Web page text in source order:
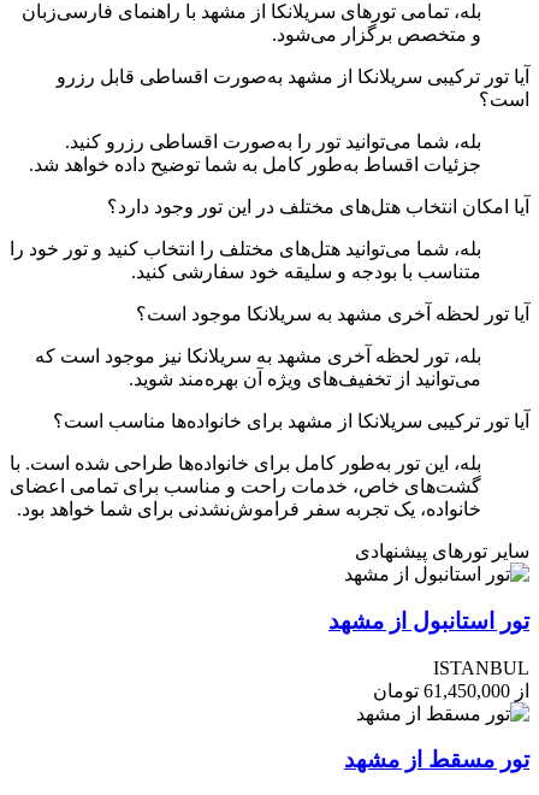
بله، تمامی تورهای سریلانکا از مشهد با راهنمای فارسی‌زبان
و متخصص برگزار می‌شود.
آیا تور ترکیبی سریلانکا از مشهد به‌صورت اقساطی قابل رزرو
است؟
بله، شما می‌توانید تور را به‌صورت اقساطی رزرو کنید.
جزئیات اقساط به‌طور کامل به شما توضیح داده خواهد شد.
آیا امکان انتخاب هتل‌های مختلف در این تور وجود دارد؟
بله، شما می‌توانید هتل‌های مختلف را انتخاب کنید و تور خود را
متناسب با بودجه و سلیقه خود سفارشی کنید.
آیا تور لحظه آخری مشهد به سریلانکا موجود است؟
بله، تور لحظه آخری مشهد به سریلانکا نیز موجود است که
می‌توانید از تخفیف‌های ویژه آن بهره‌مند شوید.
آیا تور ترکیبی سریلانکا از مشهد برای خانواده‌ها مناسب است؟
بله، این تور به‌طور کامل برای خانواده‌ها طراحی شده است. با
گشت‌های خاص، خدمات راحت و مناسب برای تمامی اعضای
خانواده، یک تجربه سفر فراموش‌نشدنی برای شما خواهد بود.
سایر تورهای پیشنهادی
تور استانبول از مشهد
ISTANBUL
از 61,450,000 تومان
تور مسقط از مشهد